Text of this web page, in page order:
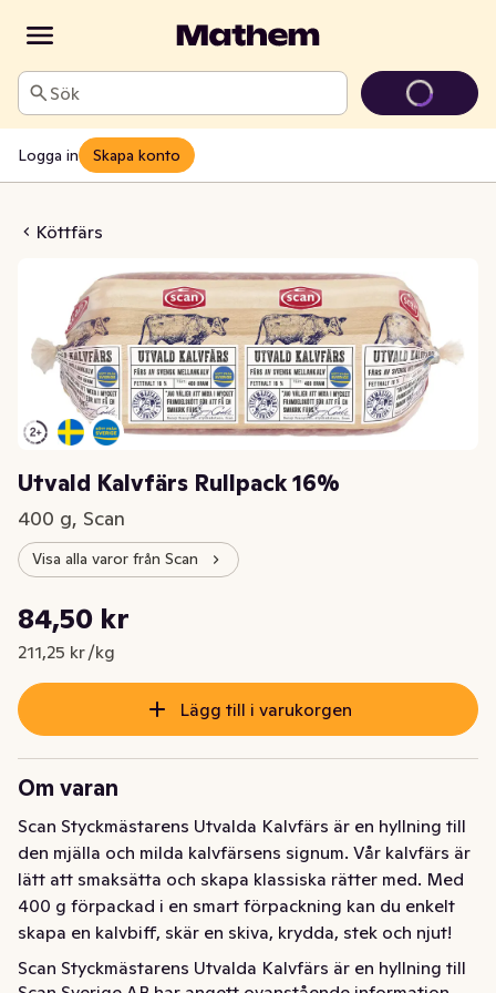
Sök
Logga in Skapa konto
Köttfärs
Rullpack 16%
Utvald Kalvfärs Rullpack 16%
400 g, Scan
Visa alla varor från Scan
Nuvarande pris är: 84,50 kr
84,50 kr
211,25 kr /kg
Styckpris: 211,25 kr /kg
Lägg till i varukorgen
Om varan
Scan Styckmästarens Utvalda Kalvfärs är en hyllning till
den mjälla och milda kalvfärsens signum. Vår kalvfärs är
lätt att smaksätta och skapa klassiska rätter med. Med
400 g förpackad i en smart förpackning kan du enkelt
skapa en kalvbiff, skär en skiva, krydda, stek och njut!
Scan Styckmästarens Utvalda Kalvfärs är en hyllning till